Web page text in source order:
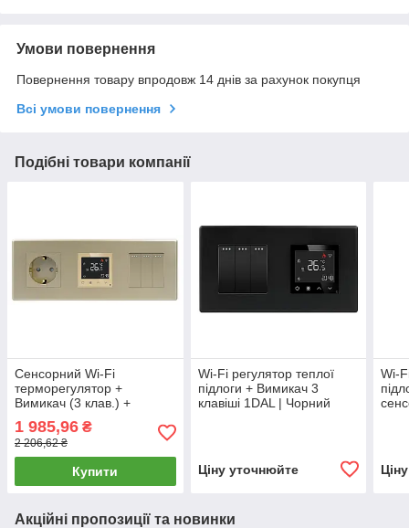
Умови повернення
Повернення товару впродовж 14 днів за рахунок покупця
Всі умови повернення
Подібні товари компанії
Сенсорний Wi-Fi
терморегулятор +
Вимикач (3 клав.) +
(P228-SW3G-TR.WF-
ST.GD)
1 985,96 ₴
2 206,62 ₴
Купити
Wi-Fi регулятор теплої
підлоги + Вимикач 3
клавіші 1DAL | Чорний
Ціну уточнюйте
Wi-
Акційні пропозиції та новинки